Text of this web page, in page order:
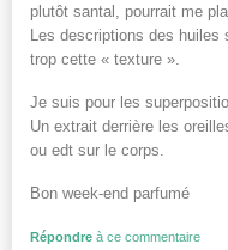
plutôt santal, pourrait me
Les descriptions des huiles
trop cette « texture ».
Je suis pour les
Un extrait derrière les
ou edt sur le corps.
Bon week-end parfumé
Répondre à ce commentaire